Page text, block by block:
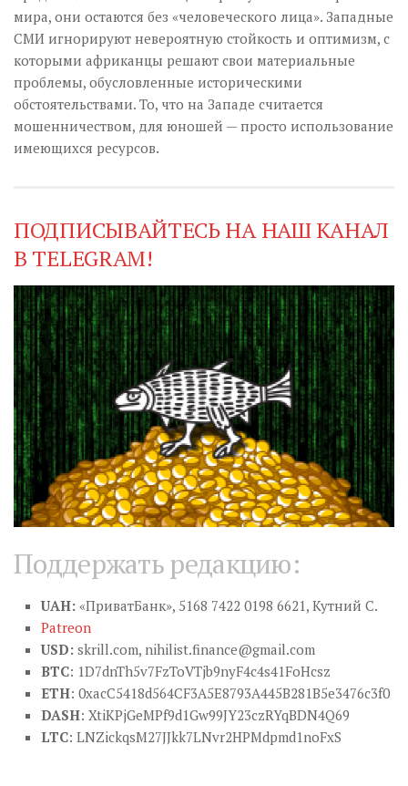
мира, они остаются без «человеческого лица». Западные
СМИ игнорируют невероятную стойкость и оптимизм, с
которыми африканцы решают свои материальные
проблемы, обусловленные историческими
обстоятельствами. То, что на Западе считается
мошенничеством, для юношей — просто использование
имеющихся ресурсов.
ПОДПИСЫВАЙТЕСЬ НА НАШ КАНАЛ
В TELEGRAM!
Поддержать редакцию:
UAH: «ПриватБанк», 5168 7422 0198 6621, Кутний С.
Patreon
USD: skrill.com, nihilist.finance@gmail.com
BTC: 1D7dnTh5v7FzToVTjb9nyF4c4s41FoHcsz
ETH: 0xacC5418d564CF3A5E8793A445B281B5e3476c3f0
DASH: XtiKPjGeMPf9d1Gw99JY23czRYqBDN4Q69
LTC: LNZickqsM27JJkk7LNvr2HPMdpmd1noFxS